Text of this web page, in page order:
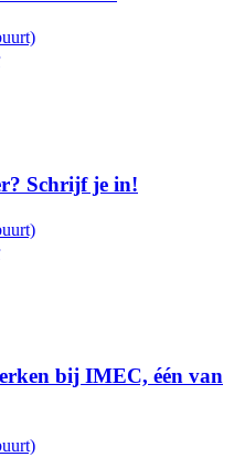
Schrijf je in!
bij IMEC, één van